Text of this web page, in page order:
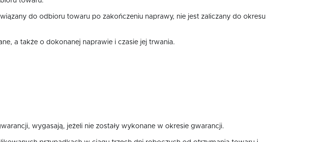
do odbioru towaru po zakończeniu naprawy, nie jest zaliczany do okresu
a także o dokonanej naprawie i czasie jej trwania.
wygasają, jeżeli nie zostały wykonane w okresie gwarancji.